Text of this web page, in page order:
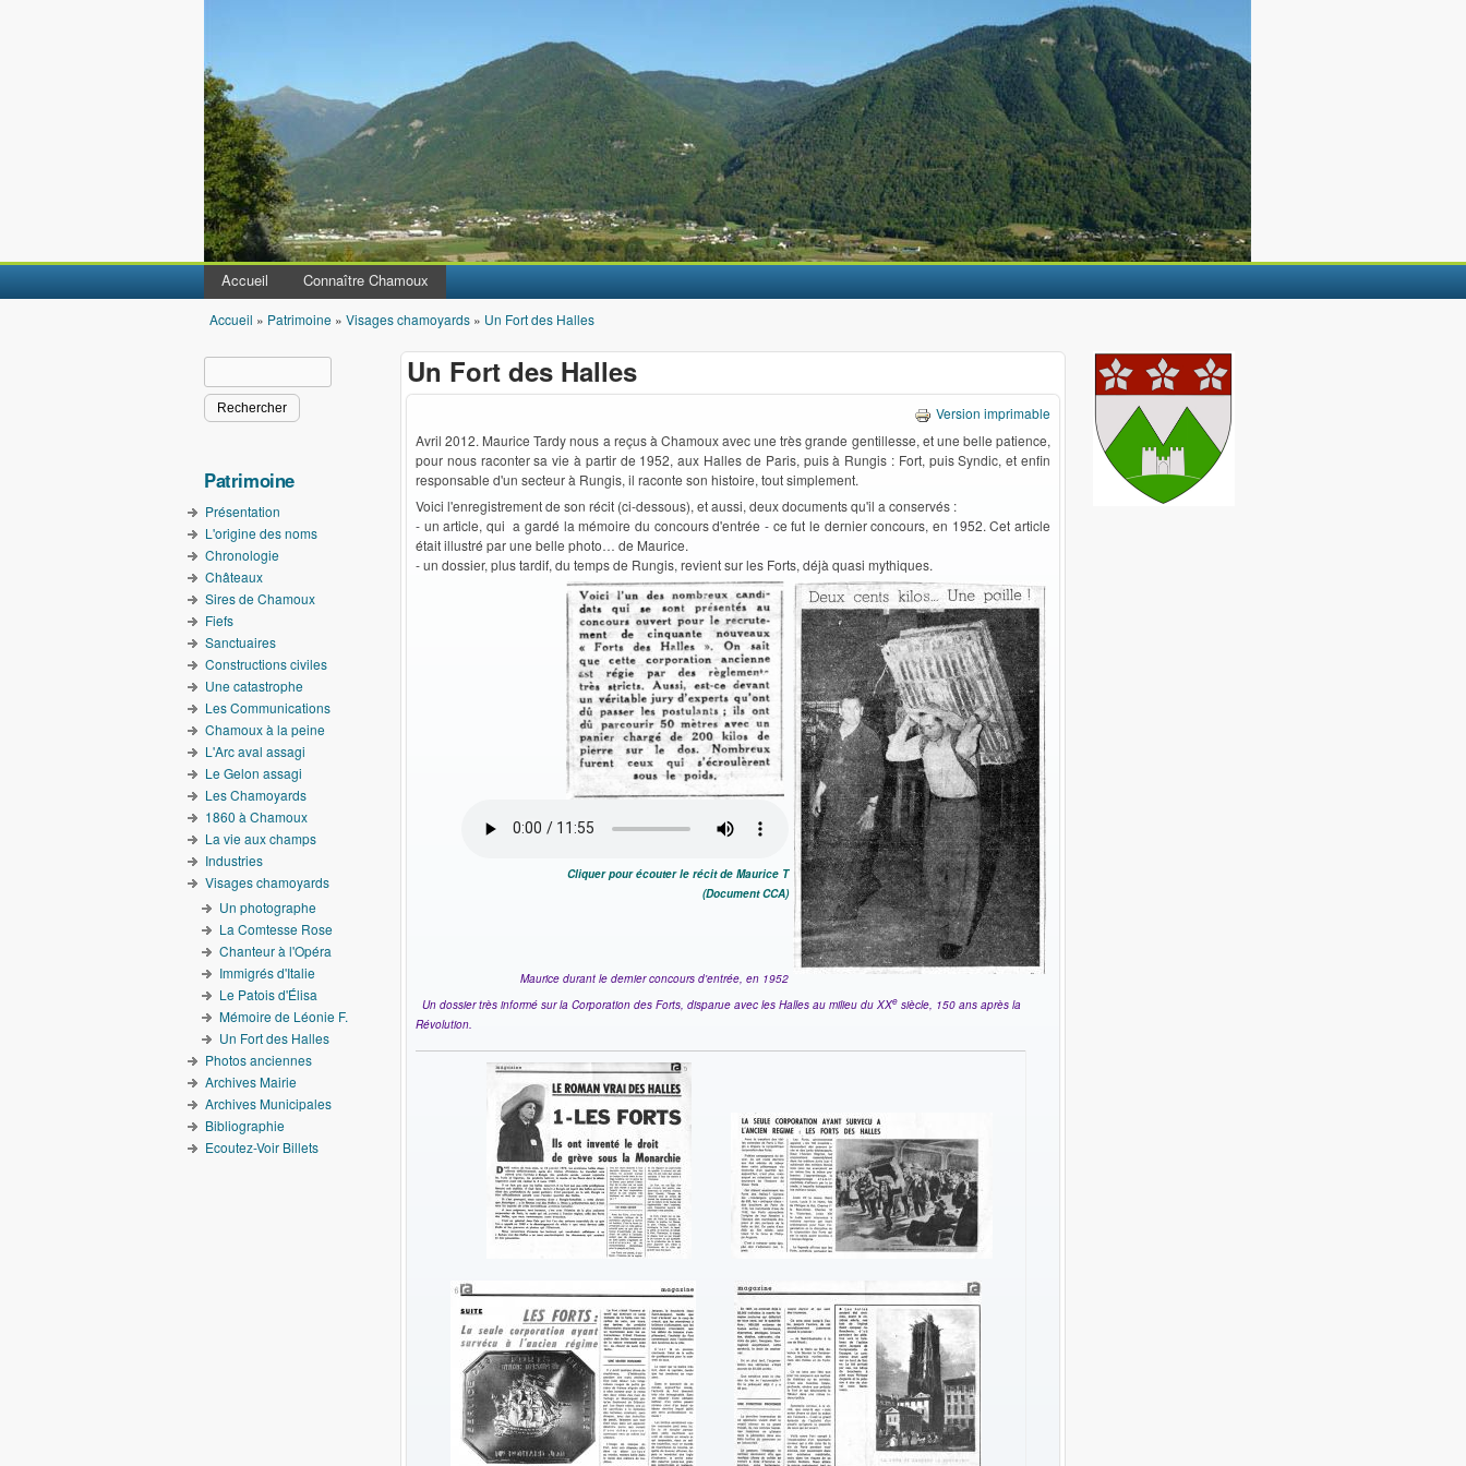
Accueil Connaître Chamoux
Vous êtes ici
Accueil » Patrimoine » Visages chamoyards » Un Fort des Halles
Un Fort des Halles
Version imprimable
Avril 2012. Maurice Tardy nous a reçus à Chamoux avec une très grande gentillesse, et une belle patience,
pour nous raconter sa vie à partir de 1952, aux Halles de Paris, puis à Rungis : Fort, puis Syndic, et enfin
responsable d'un secteur à Rungis, il raconte son histoire, tout simplement.
Voici l'enregistrement de son récit (ci-dessous), et aussi, deux documents qu'il a conservés :
- un article, qui a gardé la mémoire du concours d'entrée - ce fut le dernier concours, en 1952. Cet article
était illustré par une belle photo… de Maurice.
- un dossier, plus tardif, du temps de Rungis, revient sur les Forts, déjà quasi mythiques.
Cliquer pour écouter le récit de Maurice T
(Document CCA)
Maurice durant le dernier concours d'entrée, en 1952
Un dossier très informé sur la Corporation des Forts, disparue avec les Halles au milieu du XXe siècle, 150 ans après la
Révolution.
Formulaire de recherche
Patrimoine
Présentation
L'origine des noms
Chronologie
Châteaux
Sires de Chamoux
Fiefs
Sanctuaires
Constructions civiles
Une catastrophe
Les Communications
Chamoux à la peine
L'Arc aval assagi
Le Gelon assagi
Les Chamoyards
1860 à Chamoux
La vie aux champs
Industries
Visages chamoyards
Un photographe
La Comtesse Rose
Chanteur à l'Opéra
Immigrés d'Italie
Le Patois d'Élisa
Mémoire de Léonie F.
Un Fort des Halles
Photos anciennes
Archives Mairie
Archives Municipales
Bibliographie
Ecoutez-Voir Billets